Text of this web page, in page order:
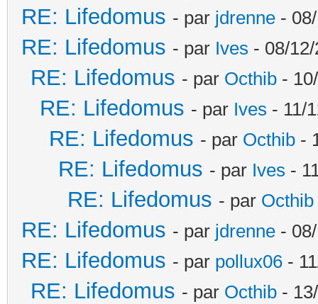
RE: Lifedomus - par jdrenne -
RE: Lifedomus - par Ives - 08/
RE: Lifedomus - par Octhib -
RE: Lifedomus - par Ives - 11/
RE: Lifedomus - par Octhib -
RE: Lifedomus - par Ives -
RE: Lifedomus - par Octhib
RE: Lifedomus - par jdrenne -
RE: Lifedomus - par pollux06 -
RE: Lifedomus - par Octhib -